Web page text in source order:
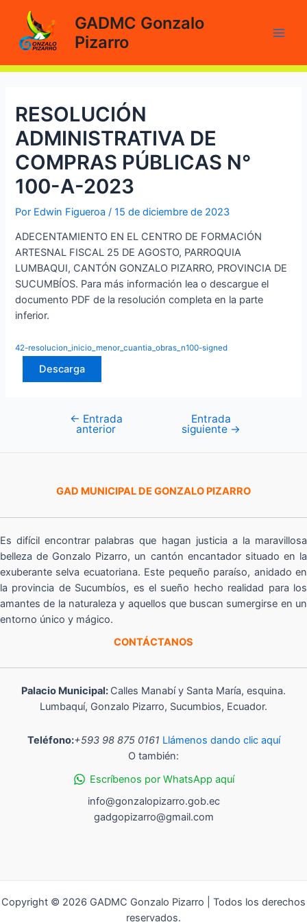
contenido
GADMC Gonzalo
Pizarro
RESOLUCIÓN
ADMINISTRATIVA DE
COMPRAS PÚBLICAS N°
100-A-2023
Por Edwin Figueroa/15 de diciembre de 2023
ADECENTAMIENTO EN EL CENTRO DE FORMACIÓN
ARTESNAL FISCAL 25 DE AGOSTO, PARROQUIA
LUMBAQUI, CANTÓN GONZALO PIZARRO, PROVINCIA DE
SUCUMBÍOS. Para más información lea o descargue el
documento PDF de la resolución completa en la parte
inferior.
42-resolucion_inicio_menor_cuantia_obras_n100-signed
Descarga
Navegación
← Entrada
anterior
Entrada
siguiente →
GAD MUNICIPAL DE GONZALO PIZARRO
Es difícil encontrar palabras que hagan justicia a la maravillosa
belleza de Gonzalo Pizarro, un cantón encantador situado en la
exuberante selva ecuatoriana. Este pequeño paraíso, anidado en
la provincia de Sucumbíos, es el sueño hecho realidad para los
amantes de la naturaleza y aquellos que buscan sumergirse en un
entorno único y mágico.
CONTÁCTANOS
Palacio Municipal: Calles Manabí y Santa María, esquina.
Lumbaquí, Gonzalo Pizarro, Sucumbios, Ecuador.
Teléfono:+593 98 875 0161 Llámenos dando clic aquí
O también:
Escríbenos por WhatsApp aquí
info@gonzalopizarro.gob.ec
gadgopizarro@gmail.com
Copyright © 2026 GADMC Gonzalo Pizarro | Todos los derechos
reservados.